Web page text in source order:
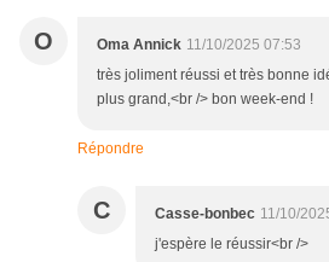
O Oma Annick 11/10/2025 07:53
très joliment réussi et très bonne
plus grand,<br /> bon week-end !
Répondre
C Casse-bonbec 11/10/
j'espère le réussir<br />